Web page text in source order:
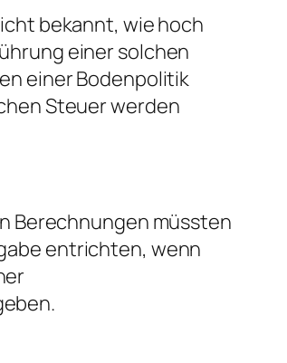
bekannt, wie hoch
einer solchen
einer Bodenpolitik
Steuer werden
Berechnungen müssten
entrichten, wenn